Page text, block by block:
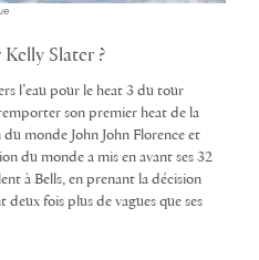
Slater ?
l’eau pour le heat 3 du tour
son premier heat de la
monde John John Florence et
du monde a mis en avant ses 32
à Bells, en prenant la décision
fois plus de vagues que ses